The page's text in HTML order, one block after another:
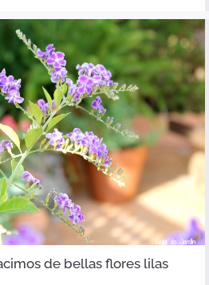
de bellas flores lilas